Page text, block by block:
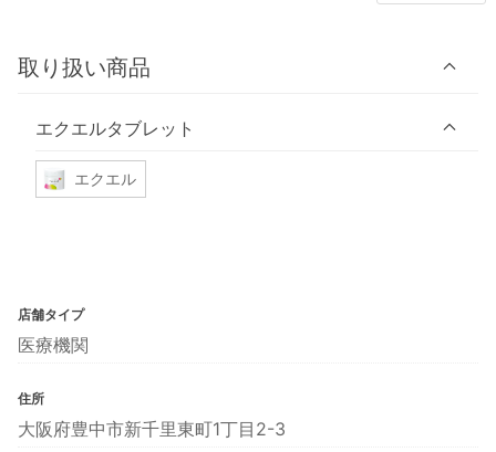
取り扱い商品
エクエルタブレット
エクエル
店舗タイプ
医療機関
住所
大阪府豊中市新千里東町1丁目2-3